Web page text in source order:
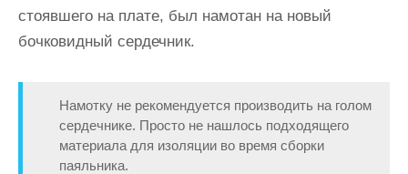
стоявшего на плате, был намотан на новый
бочковидный сердечник.
Намотку не рекомендуется производить на голом
сердечнике. Просто не нашлось подходящего
материала для изоляции во время сборки
паяльника.